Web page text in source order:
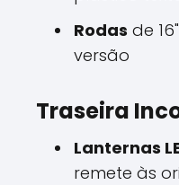
Rodas de
versão
Traseira
Lanternas
remete às